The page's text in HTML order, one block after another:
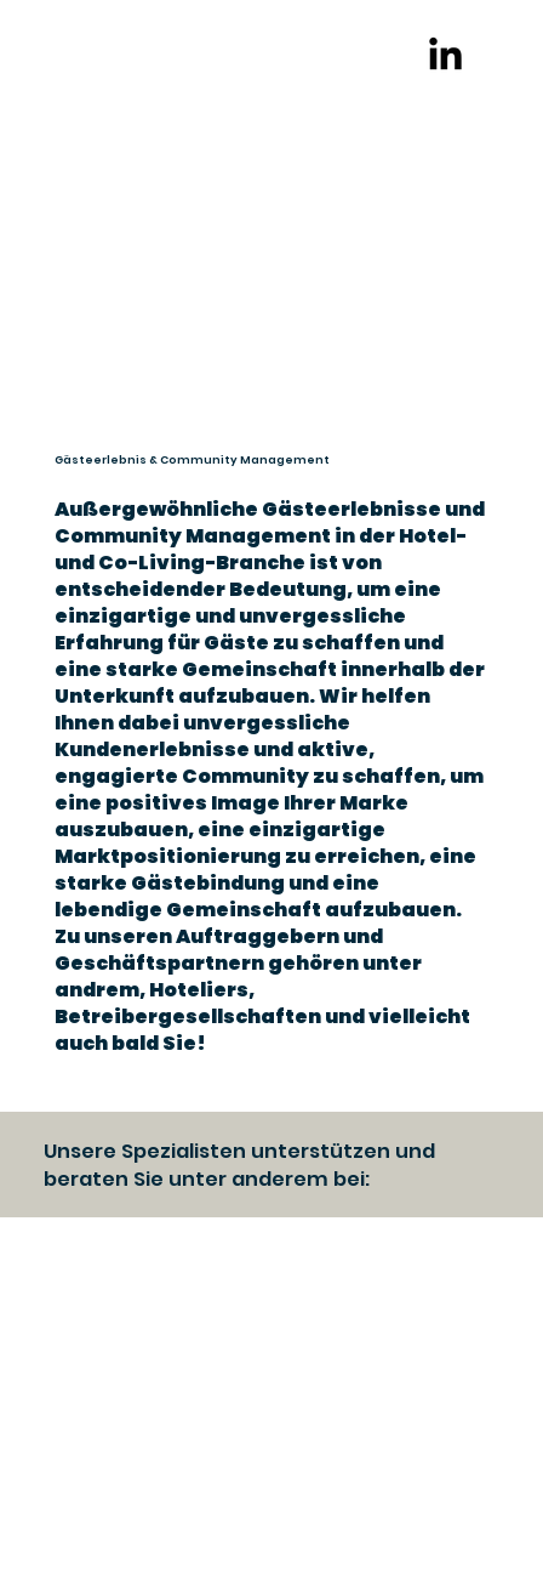
Gästeerlebnis & Community Management
Außergewöhnliche Gästeerlebnisse und
Community Management in der Hotel-
und Co-Living-Branche ist von
entscheidender Bedeutung, um eine
einzigartige und unvergessliche
Erfahrung für Gäste zu schaffen und
eine starke Gemeinschaft innerhalb der
Unterkunft aufzubauen. Wir helfen
Ihnen dabei unvergessliche
Kundenerlebnisse und aktive,
engagierte Community zu schaffen, um
eine positives Image Ihrer Marke
auszubauen, eine einzigartige
Marktpositionierung zu erreichen, eine
starke Gästebindung und eine
lebendige Gemeinschaft aufzubauen.
Zu unseren Auftraggebern und
Geschäftspartnern gehören unter
andrem, Hoteliers,
Betreibergesellschaften und vielleicht
auch bald Sie!
Unsere Spezialisten unterstützen und
beraten Sie unter anderem bei: